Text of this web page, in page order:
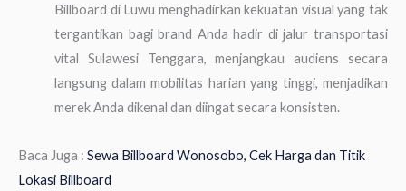
Billboard di Luwu menghadirkan kekuatan visual yang tak
tergantikan bagi brand Anda hadir di jalur transportasi
vital Sulawesi Tenggara, menjangkau audiens secara
langsung dalam mobilitas harian yang tinggi, menjadikan
merek Anda dikenal dan diingat secara konsisten.
Baca Juga : Sewa Billboard Wonosobo, Cek Harga dan Titik
Lokasi Billboard